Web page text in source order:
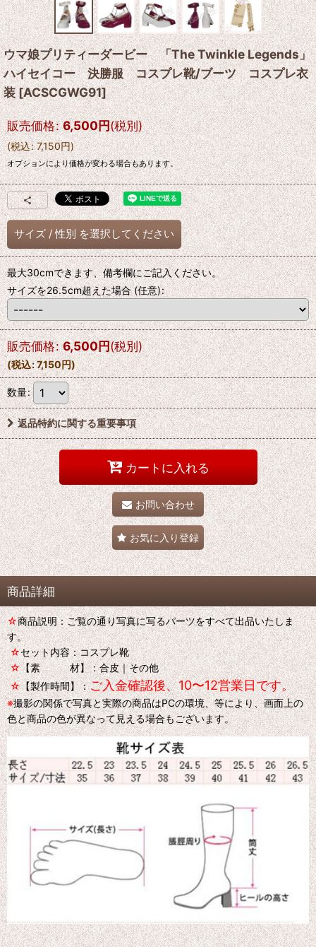
ウマ娘プリティーダービー 「The Twinkle Legends」
ハイセイコー 決勝服 コスプレ靴/ブーツ コスプレ衣
装[ACSCGWG91]
販売価格: 6,500円(税別)
(税込: 7,150円)
オプションにより価格が変わる場合もあります。
サイズ / 性別 を選択してください
最大30cmできます、備考欄にご記入ください。
サイズを26.5cm超えた場合(任意):
販売価格: 6,500円(税別)
(税込:7,150円)
数量:
返品特約に関する重要事項
カートに入れる
お問い合わせ
お気に入り登録
商品詳細
☆商品説明：ご覧の通り写真に写るパーツをすべて出品いたしま
す。
☆セット内容：コスプレ靴
☆【素 材】：合皮｜その他
☆【製作時間】：ご入金確認後、10〜12営業日です。
※撮影の関係で写真と実際の商品はPCの環境、等により、画面上の
色と商品の色が異なって見える場合もございます。